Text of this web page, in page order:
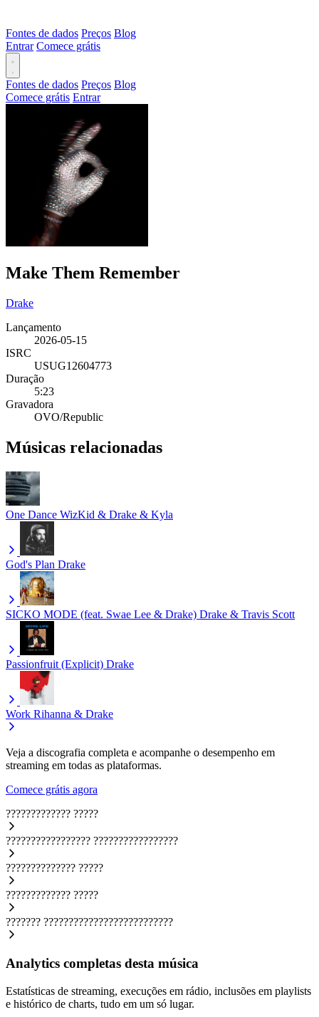
Fontes de dados Preços Blog
Entrar Comece grátis
Fontes de dados Preços Blog
Comece grátis Entrar
Make Them Remember
Drake
Lançamento
2026-05-15
ISRC
USUG12604773
Duração
5:23
Gravadora
OVO/Republic
Músicas relacionadas
One Dance WizKid & Drake & Kyla
God's Plan Drake
SICKO MODE (feat. Swae Lee & Drake) Drake & Travis Scott
Passionfruit (Explicit) Drake
Work Rihanna & Drake
Veja a discografia completa e acompanhe o desempenho em
streaming em todas as plataformas.
Comece grátis agora
????????????? ?????
????????????????? ?????????????????
?????????????? ?????
????????????? ?????
??????? ??????????????????????????
Analytics completas desta música
Estatísticas de streaming, execuções em rádio, inclusões em playlists
e histórico de charts, tudo em um só lugar.